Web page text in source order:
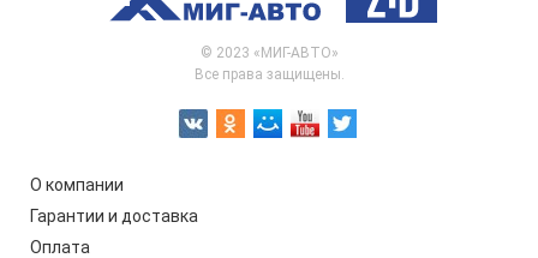
© 2023 «МИГ-АВТО»
Все права защищены.
О компании
Гарантии и доставка
Оплата